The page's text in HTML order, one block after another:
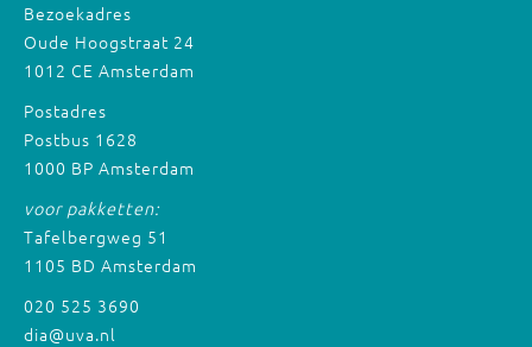
Bezoekadres
Oude Hoogstraat 24
1012 CE Amsterdam
Postadres
Postbus 1628
1000 BP Amsterdam
voor pakketten:
Tafelbergweg 51
1105 BD Amsterdam
020 525 3690
dia@uva.nl